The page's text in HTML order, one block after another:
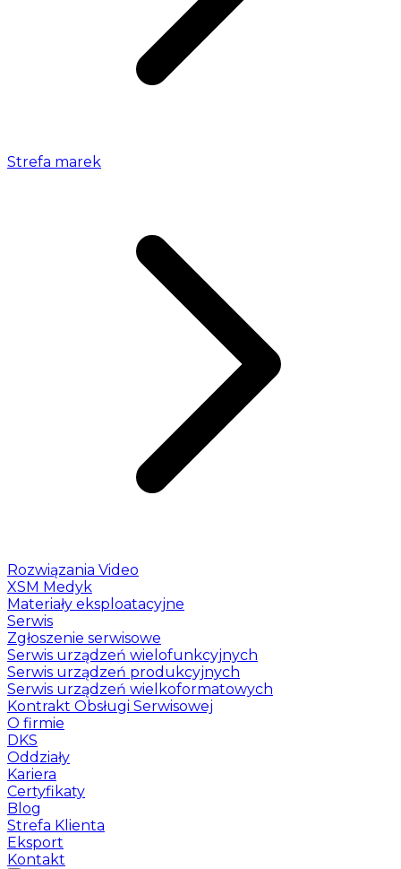
Strefa marek
Rozwiązania Video
XSM Medyk
Materiały eksploatacyjne
Serwis
Zgłoszenie serwisowe
Serwis urządzeń wielofunkcyjnych
Serwis urządzeń produkcyjnych
Serwis urządzeń wielkoformatowych
Kontrakt Obsługi Serwisowej
O firmie
DKS
Oddziały
Kariera
Certyfikaty
Blog
Strefa Klienta
Eksport
Kontakt